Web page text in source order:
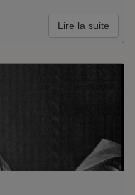
Lire la suite